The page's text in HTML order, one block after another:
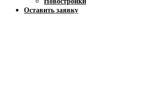
Оставить заявку